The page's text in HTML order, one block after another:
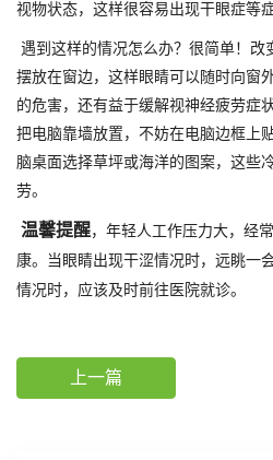
视物状态，这样很容易出现干眼症等症
遇到这样的情况怎么办？很简单！改
摆放在窗边，这样眼睛可以随时向窗
的危害，还有益于缓解视神经疲劳症
把电脑靠墙放置，不妨在电脑边框上
脑桌面选择草坪或海洋的图案，这些
劳。
温馨提醒，年轻人工作压力大，经
康。当眼睛出现干涩情况时，远眺一
情况时，应该及时前往医院就诊。
上一篇